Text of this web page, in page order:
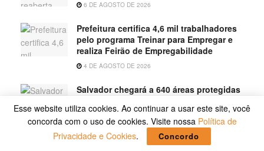
6 DE AGOSTO DE 2026
Prefeitura certifica 4,6 mil trabalhadores
pelo programa Treinar para Empregar e
realiza Feirão de Empregabilidade
4 DE AGOSTO DE 2026
Salvador chegará a 640 áreas protegidas
contenções de encostas e prevenção de
riscos
4 DE AGOSTO DE 2026
Esse website utiliza cookies. Ao continuar a usar este site, você
concorda com o uso de cookies. Visite nossa Política de
Privacidade e Cookies. Concordo